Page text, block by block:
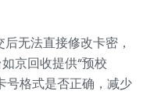
无法直接修改卡密，
京回收提供“预校
号格式是否正确，减少